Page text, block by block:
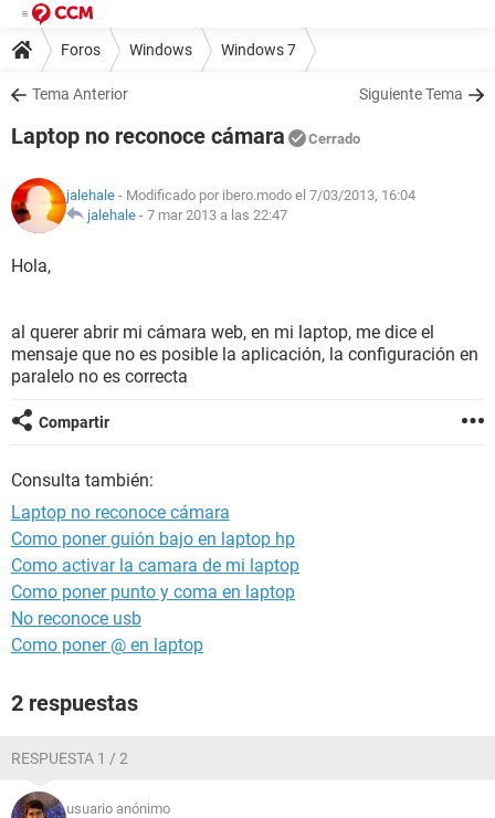
Foros Windows Windows 7
Tema Anterior Siguiente Tema
Laptop no reconoce cámara Cerrado
jalehale - Modificado por ibero.modo el 7/03/2013, 16:04
jalehale - 7 mar 2013 a las 22:47
Hola,
al querer abrir mi cámara web, en mi laptop, me dice el
mensaje que no es posible la aplicación, la configuración en
paralelo no es correcta
Compartir
Consulta también:
Laptop no reconoce cámara
Como poner guión bajo en laptop hp
Como activar la camara de mi laptop
Como poner punto y coma en laptop
No reconoce usb
Como poner @ en laptop
2 respuestas
RESPUESTA 1 / 2
usuario anónimo